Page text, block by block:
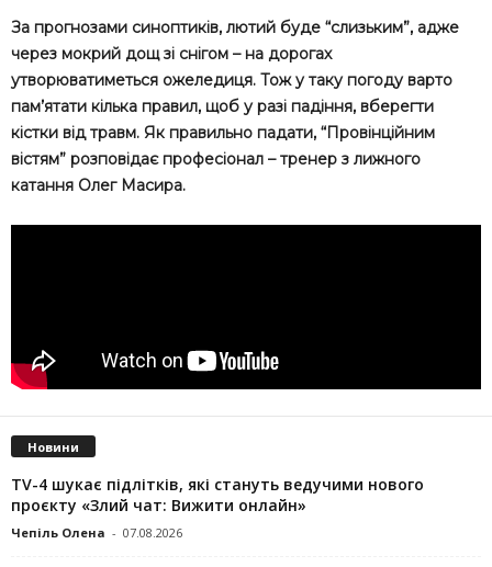
За прогнозами синоптиків, лютий буде “слизьким”, адже
через мокрий дощ зі снігом – на дорогах
утворюватиметься ожеледиця. Тож у таку погоду варто
пам’ятати кілька правил, щоб у разі падіння, вберегти
кістки від травм. Як правильно падати, “Провінційним
вістям” розповідає професіонал – тренер з лижного
катання Олег Масира.
Новини
TV-4 шукає підлітків, які стануть ведучими нового
проєкту «Злий чат: Вижити онлайн»
Чепіль Олена - 07.08.2026